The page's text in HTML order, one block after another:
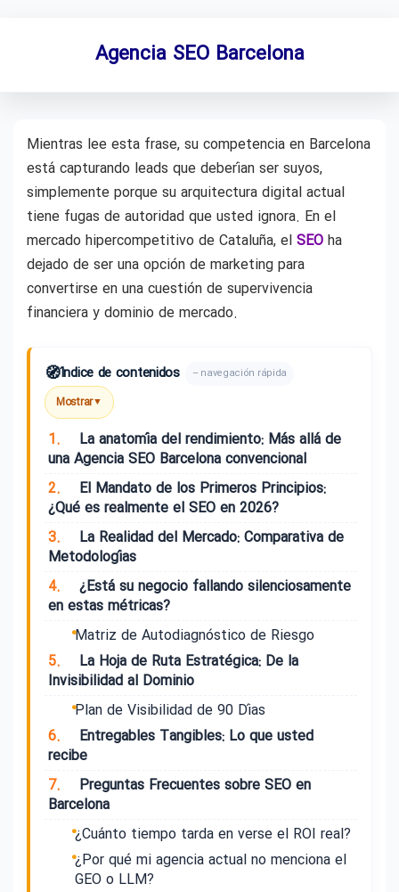
Agencia SEO Barcelona
Mientras lee esta frase, su competencia en Barcelona
está capturando leads que deberían ser suyos,
simplemente porque su arquitectura digital actual
tiene fugas de autoridad que usted ignora. En el
mercado hipercompetitivo de Cataluña, el SEO ha
dejado de ser una opción de marketing para
convertirse en una cuestión de supervivencia
financiera y dominio de mercado.
🧭Índice de contenidos – navegación rápida
Mostrar▼
1.
La anatomía del rendimiento: Más allá de
una Agencia SEO Barcelona convencional
2.
El Mandato de los Primeros Principios:
¿Qué es realmente el SEO en 2026?
3.
La Realidad del Mercado: Comparativa de
Metodologías
4.
¿Está su negocio fallando silenciosamente
en estas métricas?
Matriz de Autodiagnóstico de Riesgo
5.
La Hoja de Ruta Estratégica: De la
Invisibilidad al Dominio
Plan de Visibilidad de 90 Días
6.
Entregables Tangibles: Lo que usted
recibe
7.
Preguntas Frecuentes sobre SEO en
Barcelona
¿Cuánto tiempo tarda en verse el ROI real?
¿Por qué mi agencia actual no menciona el
GEO o LLM?